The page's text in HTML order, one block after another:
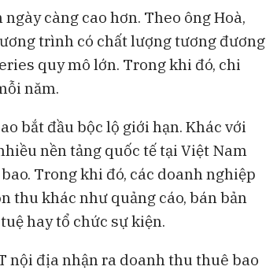
càng cao hơn. Theo ông Hoà,
trình có chất lượng tương đương
quy mô lớn. Trong khi đó, chi
năm.
bắt đầu bộc lộ giới hạn. Khác với
nền tảng quốc tế tại Việt Nam
Trong khi đó, các doanh nghiệp
thu khác như quảng cáo, bán bản
hay tổ chức sự kiện.
nội địa nhận ra doanh thu thuê bao